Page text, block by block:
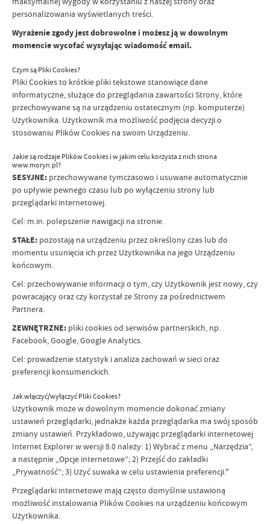
personalizowania wyświetlanych treści.
Wyrażenie zgody jest dobrowolne i możesz ją w dowolnym
momencie wycofać wysyłając wiadomość email.
Czym są Pliki Cookies?
Pliki Cookies to krótkie pliki tekstowe stanowiące dane
informatyczne, służące do przeglądania zawartości Strony, które
przechowywane są na urządzeniu ostatecznym (np. komputerze)
Użytkownika. Użytkownik ma możliwość podjęcia decyzji o
stosowaniu Plików Cookies na swoim Urządzeniu.
Jakie są rodzaje Plików Cookies i w jakim celu korzysta z nich strona
www.moryn.pl?
SESYJNE: przechowywane tymczasowo i usuwane automatycznie
po upływie pewnego czasu lub po wyłączeniu strony lub
przeglądarki internetowej.
Cel: m.in. polepszenie nawigacji na stronie.
STAŁE: pozostają na urządzeniu przez określony czas lub do
momentu usunięcia ich przez Użytkownika na jego Urządzeniu
końcowym.
Cel: przechowywanie informacji o tym, czy Użytkownik jest nowy, czy
powracający oraz czy korzystał ze Strony za pośrednictwem
Partnera.
ZEWNĘTRZNE: pliki cookies od serwisów partnerskich, np.
Facebook, Google, Google Analytics.
Cel: prowadzenie statystyk i analiza zachowań w sieci oraz
preferencji konsumenckich.
Jak włączyć/wyłączyć Pliki Cookies?
Użytkownik może w dowolnym momencie dokonać zmiany
ustawień przeglądarki, jednakże każda przeglądarka ma swój sposób
zmiany ustawień. Przykładowo, używając przeglądarki internetowej
Internet Explorer w wersji 8.0 należy: 1) Wybrać z menu „Narzędzia”,
a następnie „Opcje internetowe”; 2) Przejść do zakładki
„Prywatność”; 3) Użyć suwaka w celu ustawienia preferencji."
Przeglądarki internetowe mają często domyślnie ustawioną
możliwość instalowania Plików Cookies na urządzeniu końcowym
Użytkownika.